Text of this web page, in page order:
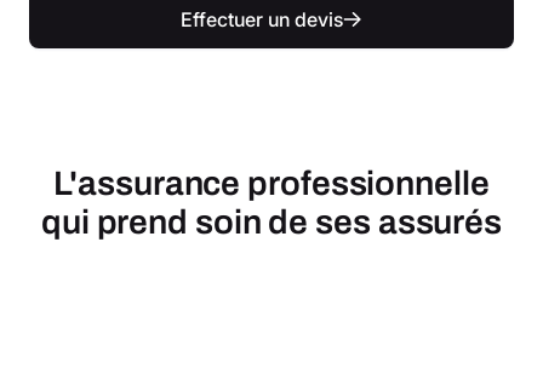
Effectuer un devis
L'assurance professionnelle
qui prend soin de ses assurés